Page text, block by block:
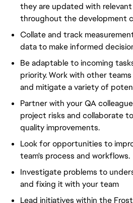
they are updated with
throughout the development
Collate and track
data to make informed
Be adaptable to incoming
priority. Work with other
and mitigate a variety of
Partner with your QA
project risks and collaborate
quality improvements.
Look for opportunities to
team's process and workflows.
Investigate problems to
and fixing it with your team
Lead initiatives within the